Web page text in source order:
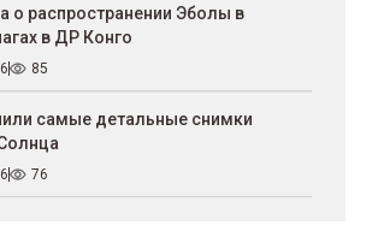
о распространении Эболы в
в ДР Конго
85
самые детальные снимки
76